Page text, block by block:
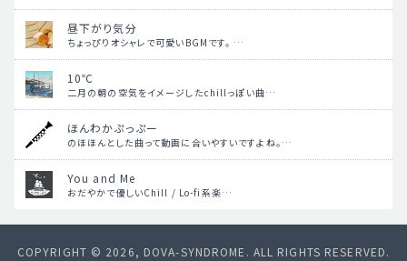
昼下がり気分
ちょっぴりオシャレで可愛いBGMです。 …
10℃
二月の朝の空気をイメージしたchillっぽい曲…
ほんわかぷっぷー
のほほんとした曲って動画に合いやすいですよね。…
You and Me
おだやかで優しいChill / Lo-fi系楽…
COPYRIGHT © 2026, DOVA-SYNDROME. ALL RIGHTS RESERVED.